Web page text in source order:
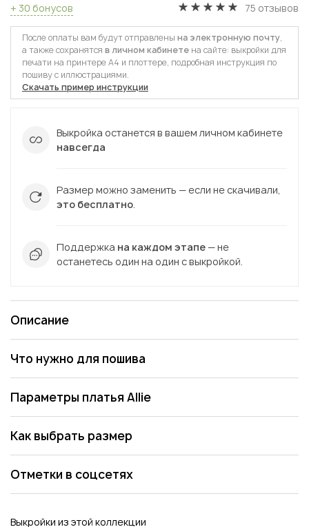
+ 30 бонусов 75 отзывов
После оплаты вам будут отправлены на электронную почту,
а также сохранятся в личном кабинете на сайте: выкройки для
печати на принтере А4 и плоттере, подробная инструкция по
пошиву с иллюстрациями.
Скачать пример инструкции
Выкройка останется в вашем личном кабинете
навсегда
Размер можно заменить — если не скачивали,
это бесплатно.
Поддержка на каждом этапе — не
останетесь один на один с выкройкой.
Описание
Что нужно для пошива
Параметры платья Allie
Как выбрать размер
Отметки в соцсетях
Выкройки из этой коллекции